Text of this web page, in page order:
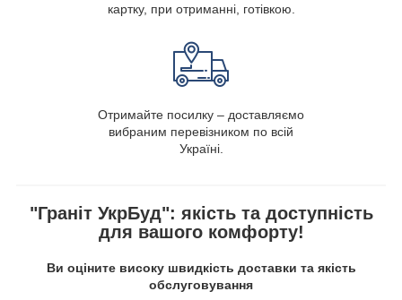
картку, при отриманні, готівкою.
Отримайте посилку – доставляємо
вибраним перевізником по всій
Україні.
"Граніт УкрБуд": якість та доступність
для вашого комфорту!
Ви оціните високу швидкість доставки та якість
обслуговування